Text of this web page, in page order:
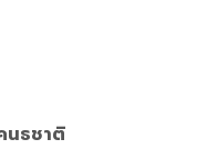
ธชาติ